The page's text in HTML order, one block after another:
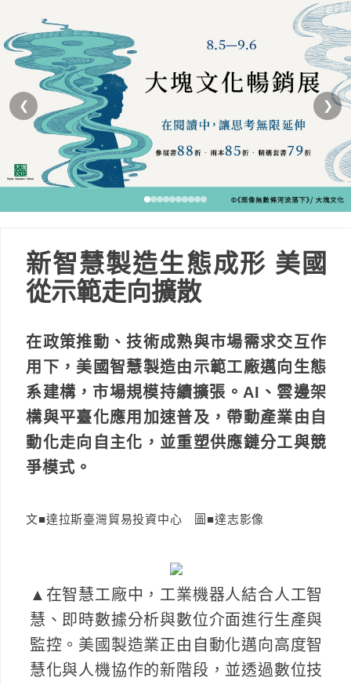
❮ ❯
新智慧製造生態成形 美國
從示範走向擴散
在政策推動、技術成熟與市場需求交互作
用下，美國智慧製造由示範工廠邁向生態
系建構，市場規模持續擴張。AI、雲邊架
構與平臺化應用加速普及，帶動產業由自
動化走向自主化，並重塑供應鏈分工與競
爭模式。
文■達拉斯臺灣貿易投資中心 圖■達志影像
▲在智慧工廠中，工業機器人結合人工智
慧、即時數據分析與數位介面進行生產與
監控。美國製造業正由自動化邁向高度智
慧化與人機協作的新階段，並透過數位技